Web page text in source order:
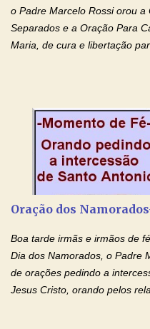
o Padre Marcelo Rossi orou
Separados e a Oração Para
Maria, de cura e libertação
no programa de rádio
relacionamentos. Seu
sofrendo? Então ouça o
de orações abençoadas, d
restaurar você e seu
Oração Pelos Casais Que
separados, devido ao
relacionamento e que
casal. Vamos orar (coloque o
Deus). "Senhor Jesus,
Oração dos
Boa tarde irmãs e irmãos de
Dia dos Namorados, o Padre
de orações pedindo a
Jesus Cristo, orando pelos